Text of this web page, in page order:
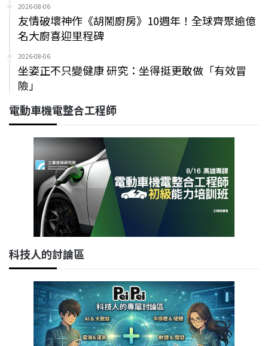
2026-08-06
友情破壞神作《胡鬧廚房》10週年！全球齊聚逾億
名大廚喜迎里程碑
2026-08-06
坐姿正不只變健康 研究：坐得挺更敢做「有效冒
險」
電動車機電整合工程師
科技人的討論區